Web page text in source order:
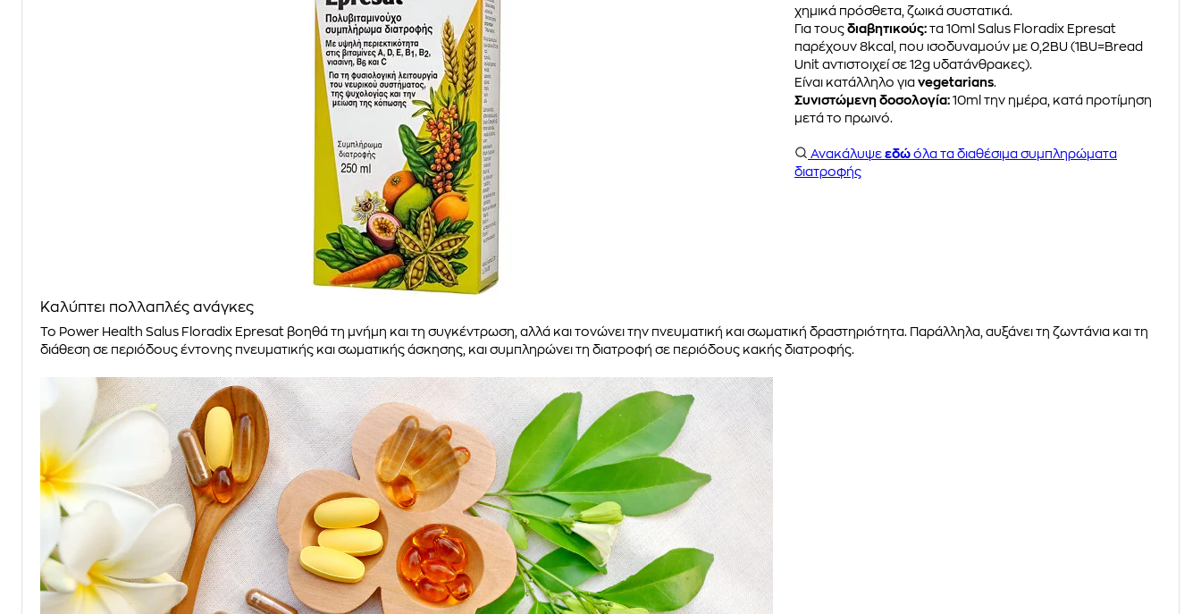
χημικά πρόσθετα, ζωικά συστατικά.
Για τους διαβητικούς: τα 10ml Salus Floradix Epresat
παρέχουν 8kcal, που ισοδυναμούν με 0,2BU (1BU=Bread
Unit αντιστοιχεί σε 12g υδατάνθρακες).
Είναι κατάλληλο για vegetarians.
Συνιστώμενη δοσολογία: 10ml την ημέρα, κατά προτίμηση
μετά το πρωινό.
Ανακάλυψε εδώ όλα τα διαθέσιμα συμπληρώματα
διατροφής
Καλύπτει πολλαπλές ανάγκες
Το Power Health Salus Floradix Epresat βοηθά τη μνήμη και τη συγκέντρωση, αλλά και τονώνει την πνευματική και σωματική δραστηριότητα. Παράλληλα, αυξάνει τη ζωντάνια και τη
διάθεση σε περιόδους έντονης πνευματικής και σωματικής άσκησης, και συμπληρώνει τη διατροφή σε περιόδους κακής διατροφής.